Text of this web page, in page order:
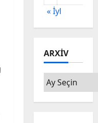
« İyl
ARXIV
Arxiv